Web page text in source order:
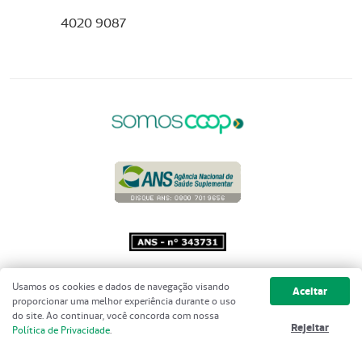
4020 9087
Copyright 2001 - 2026 Unimed do
Brasil - Todos os direitos reservados
Usamos os cookies e dados de navegação visando
proporcionar uma melhor experiência durante o uso
do site. Ao continuar, você concorda com nossa
Política de Privacidade.
Aceitar
Rejeitar